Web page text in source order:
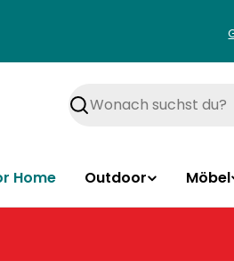
Suchen
Home Outdoor Möbel